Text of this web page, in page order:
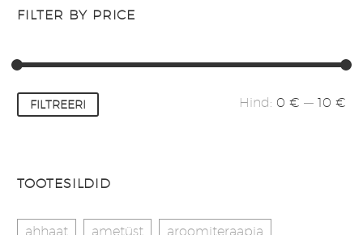
FILTER BY PRICE
Minimaalne
hind
Maksimaalne
hind
FILTREERI Hind: 0 € — 10 €
TOOTESILDID
ahhaat ametüst aroomiteraapia